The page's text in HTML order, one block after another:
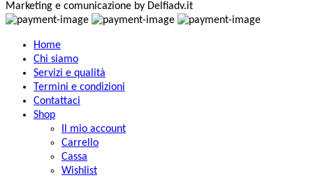
Marketing e comunicazione by Delfiadv.it
Home
Chi siamo
Servizi e qualità
Termini e condizioni
Contattaci
Shop
Il mio account
Carrello
Cassa
Wishlist